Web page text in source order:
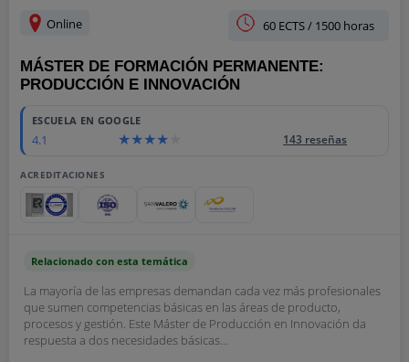
Online 60 ECTS / 1500 horas
MÁSTER DE FORMACIÓN PERMANENTE:
PRODUCCIÓN E INNOVACIÓN
ESCUELA EN GOOGLE
4.1 143 reseñas
ACREDITACIONES
Relacionado con esta temática
La mayoría de las empresas demandan cada vez más profesionales
que sumen competencias básicas en las áreas de producto,
procesos y gestión. Este Máster de Producción en Innovación da
respuesta a dos necesidades básicas...